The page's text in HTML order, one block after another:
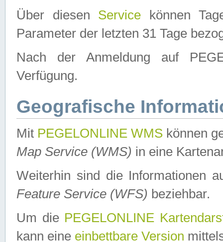
Über diesen Service können
Parameter der letzten 31 Tage
Nach der Anmeldung auf
Verfügung.
Geografische
Mit PEGELONLINE WMS können
Map Service (WMS) in eine
Weiterhin sind die Informationen
Feature Service (WFS) beziehbar.
Um die PEGELONLINE
kann eine einbettbare Version